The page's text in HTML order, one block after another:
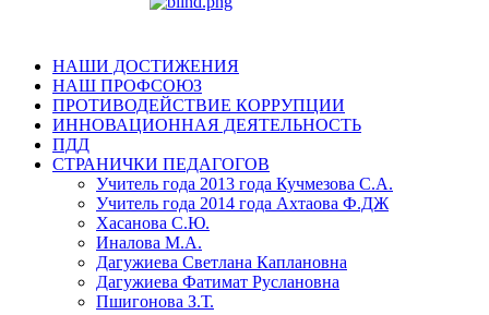
НАШИ ДОСТИЖЕНИЯ
НАШ ПРОФСОЮЗ
ПРОТИВОДЕЙСТВИЕ КОРРУПЦИИ
ИННОВАЦИОННАЯ ДЕЯТЕЛЬНОСТЬ
ПДД
СТРАНИЧКИ ПЕДАГОГОВ
Учитель года 2013 года Кучмезова С.А.
Учитель года 2014 года Ахтаова Ф.ДЖ
Хасанова С.Ю.
Иналова М.А.
Дагужиева Светлана Каплановна
Дагужиева Фатимат Руслановна
Пшигонова З.Т.